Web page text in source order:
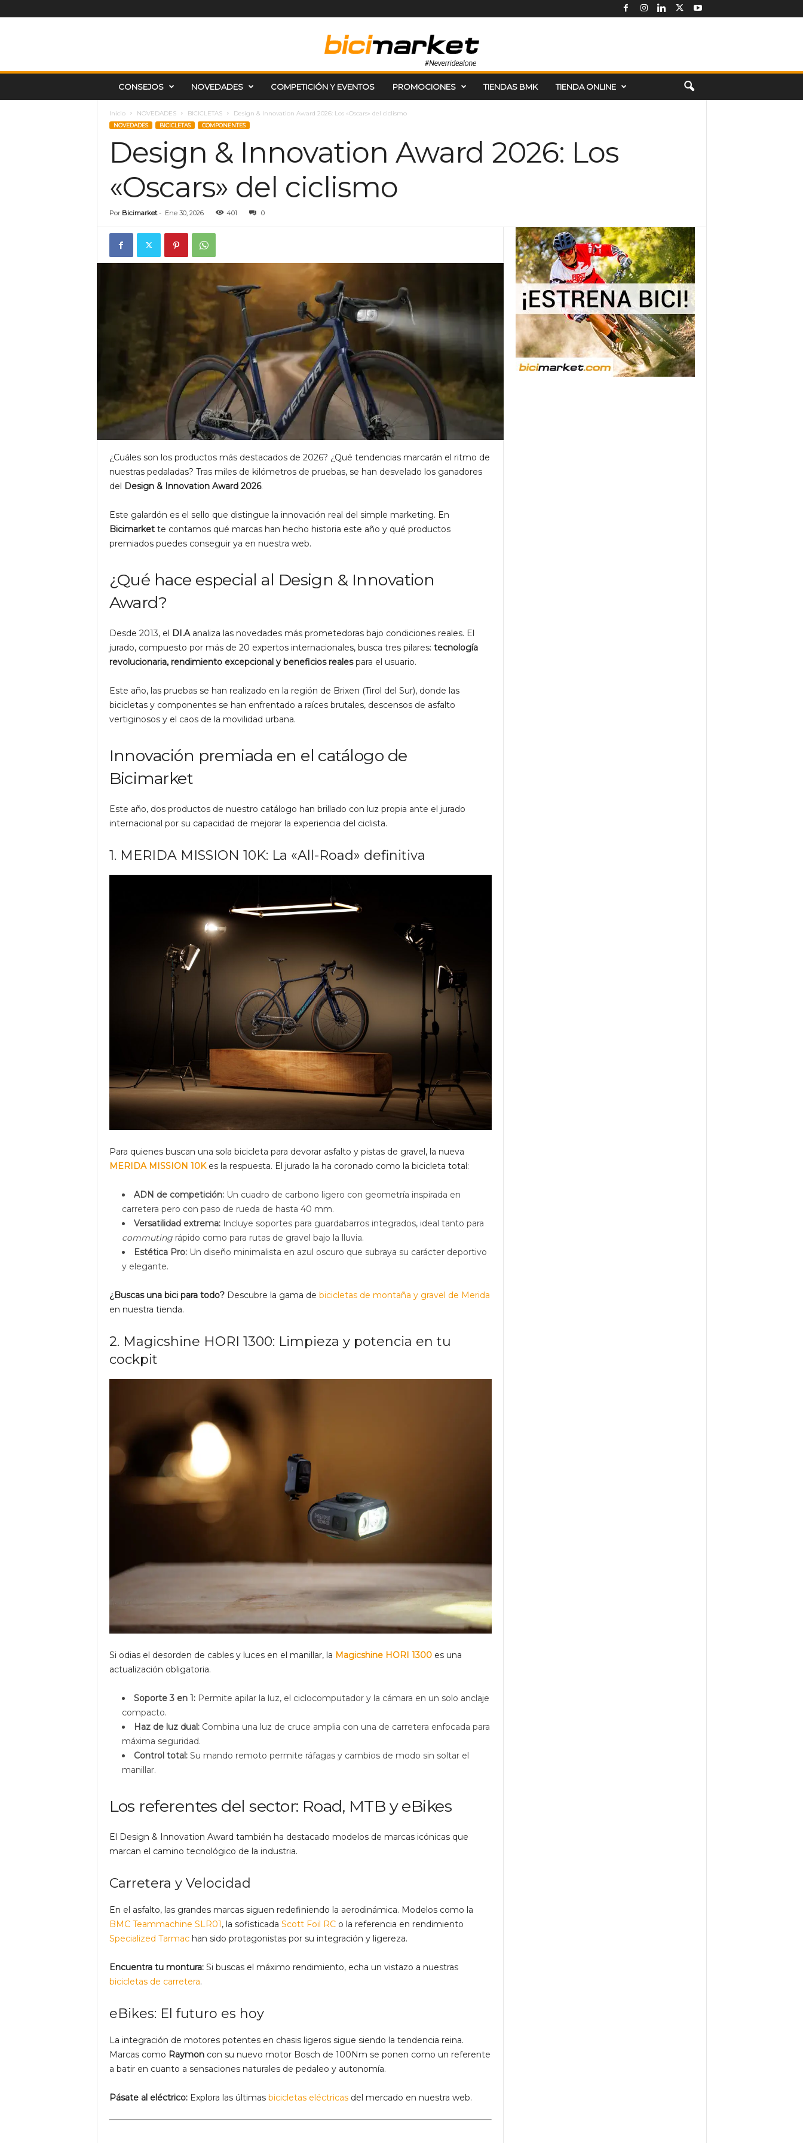
E
B
CONSEJOS NOVEDADES COMPETICIÓN Y EVENTOS PROMOCIONES TIENDAS BMK TIENDA ONLINE
Inicio NOVEDADES BICICLETAS Design & Innovation Award 2026: Los «Oscars» del ciclismo
NOVEDADES BICICLETAS COMPONENTES
Design & Innovation Award 2026: Los
«Oscars» del ciclismo
Por Bicimarket- Ene 30, 2026 401 0
¿Cuáles son los productos más destacados de 2026? ¿Qué tendencias marcarán el ritmo de
nuestras pedaladas? Tras miles de kilómetros de pruebas, se han desvelado los ganadores
del Design & Innovation Award 2026.
Este galardón es el sello que distingue la innovación real del simple marketing. En
Bicimarkette contamos qué marcas han hecho historia este año y qué productos
premiados puedes conseguir ya en nuestra web.
¿Qué hace especial al Design & Innovation
Award?
Desde 2013, el DI.Aanaliza las novedades más prometedoras bajo condiciones reales. El
jurado, compuesto por más de 20 expertos internacionales, busca tres pilares: tecnología
revolucionaria, rendimiento excepcional y beneficios realespara el usuario.
Este año, las pruebas se han realizado en la región de Brixen (Tirol del Sur), donde las
bicicletas y componentes se han enfrentado a raíces brutales, descensos de asfalto
vertiginosos y el caos de la movilidad urbana.
Innovación premiada en el catálogo de
Bicimarket
Este año, dos productos de nuestro catálogo han brillado con luz propia ante el jurado
internacional por su capacidad de mejorar la experiencia del ciclista.
1. MERIDA MISSION 10K: La «All-Road» definitiva
Para quienes buscan una sola bicicleta para devorar asfalto y pistas de gravel, la nueva
MERIDA MISSION 10Kes la respuesta. El jurado la ha coronado como la bicicleta total:
ADN de competición:Un cuadro de carbono ligero con geometría inspirada en
carretera pero con paso de rueda de hasta 40 mm.
Versatilidad extrema:Incluye soportes para guardabarros integrados, ideal tanto para
commutingrápido como para rutas de gravel bajo la lluvia.
Estética Pro:Un diseño minimalista en azul oscuro que subraya su carácter deportivo
y elegante.
¿Buscas una bici para todo?Descubre la gama de bicicletas de montaña y gravel de Merida
en nuestra tienda.
2. Magicshine HORI 1300: Limpieza y potencia en tu
cockpit
Si odias el desorden de cables y luces en el manillar, la Magicshine HORI 1300es una
actualización obligatoria.
Soporte 3 en 1:Permite apilar la luz, el ciclocomputador y la cámara en un solo anclaje
compacto.
Haz de luz dual:Combina una luz de cruce amplia con una de carretera enfocada para
máxima seguridad.
Control total:Su mando remoto permite ráfagas y cambios de modo sin soltar el
manillar.
Los referentes del sector: Road, MTB y eBikes
El Design & Innovation Award también ha destacado modelos de marcas icónicas que
marcan el camino tecnológico de la industria.
Carretera y Velocidad
En el asfalto, las grandes marcas siguen redefiniendo la aerodinámica. Modelos como la
BMC Teammachine SLR01 , la sofisticada Scott Foil RCo la referencia en rendimiento
Specialized Tarmachan sido protagonistas por su integración y ligereza.
Encuentra tu montura:Si buscas el máximo rendimiento, echa un vistazo a nuestras
bicicletas de carretera.
eBikes: El futuro es hoy
La integración de motores potentes en chasis ligeros sigue siendo la tendencia reina.
Marcas como Raymoncon su nuevo motor Bosch de 100Nm se ponen como un referente
a batir en cuanto a sensaciones naturales de pedaleo y autonomía.
Pásate al eléctrico:Explora las últimas bicicletas eléctricasdel mercado en nuestra web.